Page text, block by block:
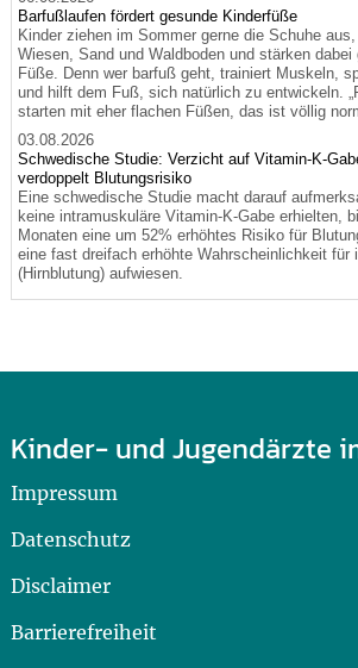
Barfußlaufen fördert gesunde Kinderfüße
Kinder ziehen im Sommer gerne die Schuhe
Wiesen, Sand und Waldboden und stärken dabei
Füße. Denn wer barfuß geht, trainiert Muskeln,
und hilft dem Fuß, sich natürlich zu entwickeln.
starten mit eher flachen Füßen, das ist völlig
03.08.2026
Schwedische Studie: Verzicht auf Vitamin-K-
verdoppelt Blutungsrisiko
Eine schwedische Studie macht darauf
keine intramuskuläre Vitamin-K-Gabe erhielten,
Monaten eine um 52% erhöhtes Risiko für
eine fast dreifach erhöhte Wahrscheinlichkeit für
(Hirnblutung) aufwiesen.
Kinder- und Jugendärzte
Impressum
Datenschutz
Disclaimer
Barrierefreiheit